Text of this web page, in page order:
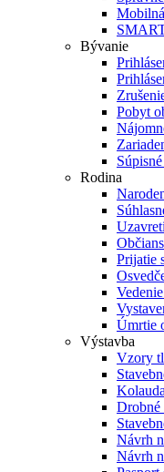
Bývanie
Pobyt
Rodina
Prijatie
Úmrtie
Výstavba
Vzory
Drobné
Návrh
Návrh